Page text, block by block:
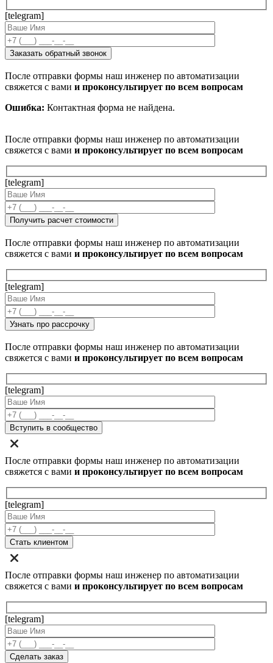
[telegram]
После отправки формы наш инженер по автоматизации
свяжется с вами и проконсультирует по всем вопросам
Ошибка: Контактная форма не найдена.
После отправки формы наш инженер по автоматизации
свяжется с вами и проконсультирует по всем вопросам
[telegram]
После отправки формы наш инженер по автоматизации
свяжется с вами и проконсультирует по всем вопросам
[telegram]
После отправки формы наш инженер по автоматизации
свяжется с вами и проконсультирует по всем вопросам
[telegram]
После отправки формы наш инженер по автоматизации
свяжется с вами и проконсультирует по всем вопросам
[telegram]
После отправки формы наш инженер по автоматизации
свяжется с вами и проконсультирует по всем вопросам
[telegram]